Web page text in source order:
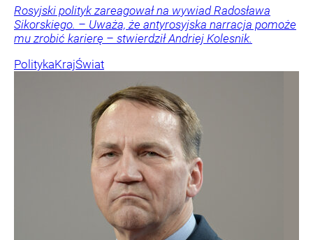
Rosyjski polityk zareagował na wywiad Radosława
Sikorskiego. – Uważa, że antyrosyjska narracja pomoże
mu zrobić karierę – stwierdził Andriej Kolesnik.
PolitykaKrajŚwiat